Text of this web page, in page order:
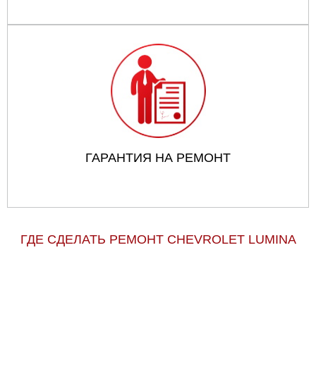
ГАРАНТИЯ НА РЕМОНТ
ГДЕ СДЕЛАТЬ РЕМОНТ CHEVROLET LUMINA